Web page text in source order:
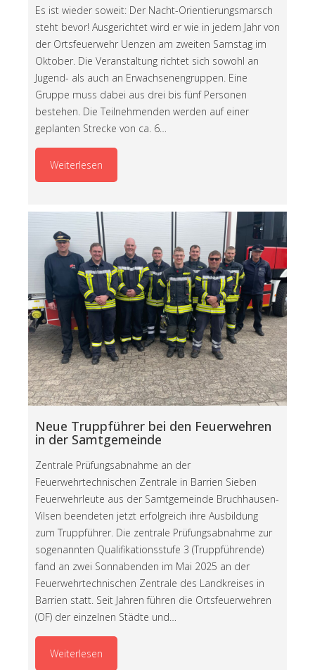
Es ist wieder soweit: Der Nacht-Orientierungsmarsch
steht bevor! Ausgerichtet wird er wie in jedem Jahr von
der Ortsfeuerwehr Uenzen am zweiten Samstag im
Oktober. Die Veranstaltung richtet sich sowohl an
Jugend- als auch an Erwachsenengruppen. Eine
Gruppe muss dabei aus drei bis fünf Personen
bestehen. Die Teilnehmenden werden auf einer
geplanten Strecke von ca. 6…
Weiterlesen
Neue Truppführer bei den Feuerwehren
in der Samtgemeinde
Zentrale Prüfungsabnahme an der
Feuerwehrtechnischen Zentrale in Barrien Sieben
Feuerwehrleute aus der Samtgemeinde Bruchhausen-
Vilsen beendeten jetzt erfolgreich ihre Ausbildung
zum Truppführer. Die zentrale Prüfungsabnahme zur
sogenannten Qualifikationsstufe 3 (Truppführende)
fand an zwei Sonnabenden im Mai 2025 an der
Feuerwehrtechnischen Zentrale des Landkreises in
Barrien statt. Seit Jahren führen die Ortsfeuerwehren
(OF) der einzelnen Städte und…
Weiterlesen